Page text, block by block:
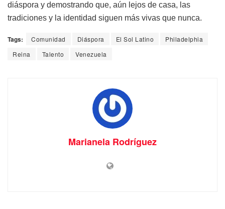
diáspora y demostrando que, aún lejos de casa, las
tradiciones y la identidad siguen más vivas que nunca.
Tags: Comunidad Diáspora El Sol Latino
Philadelphia
Reina
Talento Venezuela
Marianela Rodríguez